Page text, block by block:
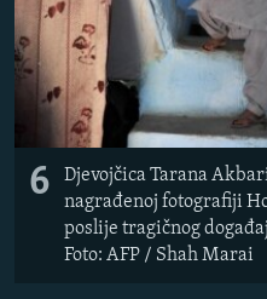
6
Djevojčica Tarana
nagrađenoj fotografiji
poslije tragičnog
Foto: AFP / Shah Marai